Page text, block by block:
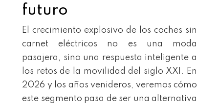
futuro
El crecimiento explosivo de los coches sin
carnet eléctricos no es una moda
pasajera, sino una respuesta inteligente a
los retos de la movilidad del siglo XXI. En
2026 y los años venideros, veremos cómo
este segmento pasa de ser una alternativa